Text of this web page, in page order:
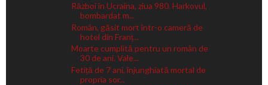
Război în Ucraina, ziua 980. Harkovul,
bombardat m...
Român, găsit mort într-o cameră de
hotel din Franț...
Moarte cumplită pentru un român de
30 de ani. Vale...
Fetiță de 7 ani, înjunghiată mortal de
propria sor...